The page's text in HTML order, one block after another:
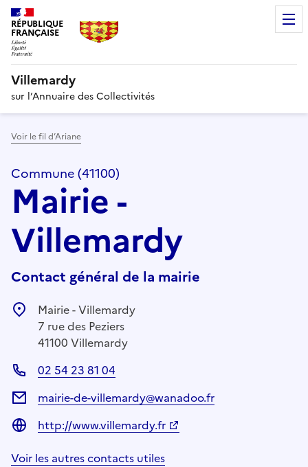
RÉPUBLIQUE
FRANÇAISE
Villemardy
sur l’Annuaire des Collectivités
Voir le fil d’Ariane
Commune (41100)
Mairie -
Villemardy
Contact général de la mairie
Mairie - Villemardy
7 rue des Peziers
41100 Villemardy
02 54 23 81 04
mairie-de-villemardy@wanadoo.fr
http://www.villemardy.fr
Voir les autres contacts utiles